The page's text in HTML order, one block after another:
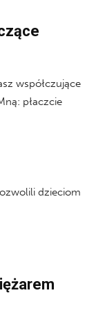
współczujące
płaczcie
dzieciom